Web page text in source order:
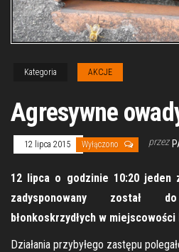
Kategoria AKCJE
Agresywne
12 lipca 2015 Wyłączono przez
12 lipca o godzinie 10:20 jeden
zadysponowany został
błonkoskrzydłych w
Działania przybyłego zastępu